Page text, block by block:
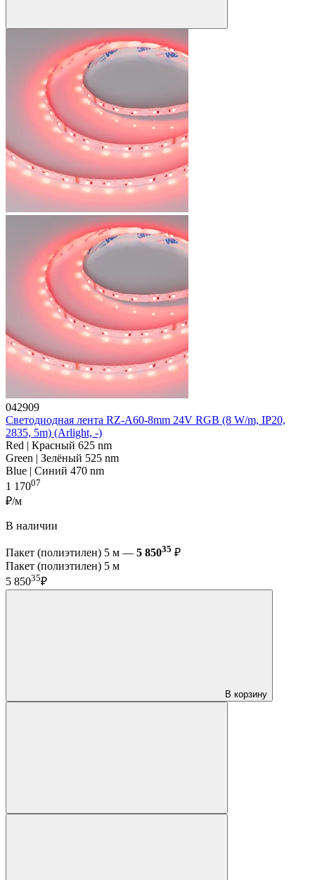
042909
Светодиодная лента RZ-A60-8mm 24V RGB (8 W/m, IP20,
2835, 5m) (Arlight, -)
Red | Красный 625 nm
Green | Зелёный 525 nm
Blue | Синий 470 nm
1 17007
₽/м
В наличии
Пакет (полиэтилен) 5 м — 5 85035 ₽
Пакет (полиэтилен) 5 м
5 85035₽
В корзину